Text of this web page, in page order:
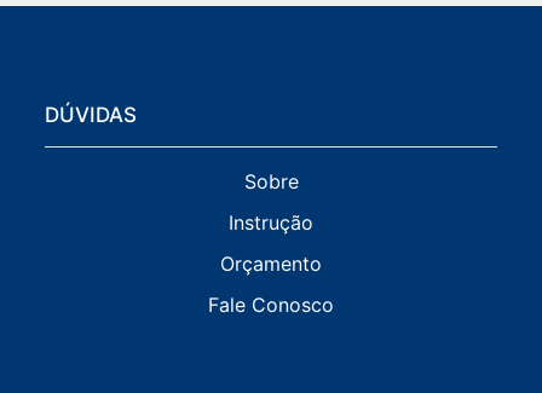
DÚVIDAS
Sobre
Instrução
Orçamento
Fale Conosco